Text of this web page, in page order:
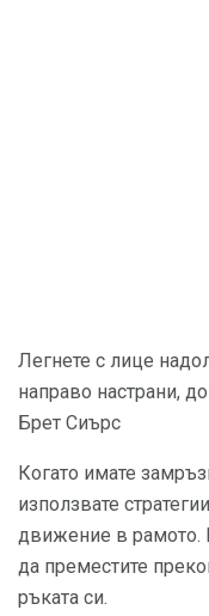
Легнете с лице
направо настрани,
Брет Сиърс
Когато имате
използвате
движение в рамото.
да преместите
ръката си.